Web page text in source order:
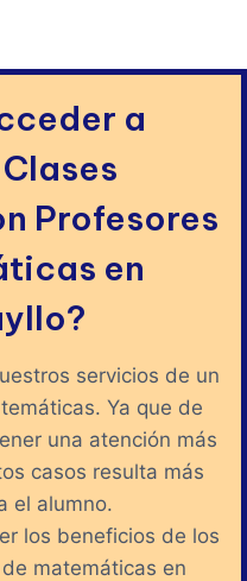
a
Profesores
en
servicios de un
Ya que de
una atención más
casos resulta más
el alumno.
los beneficios de los
matemáticas en